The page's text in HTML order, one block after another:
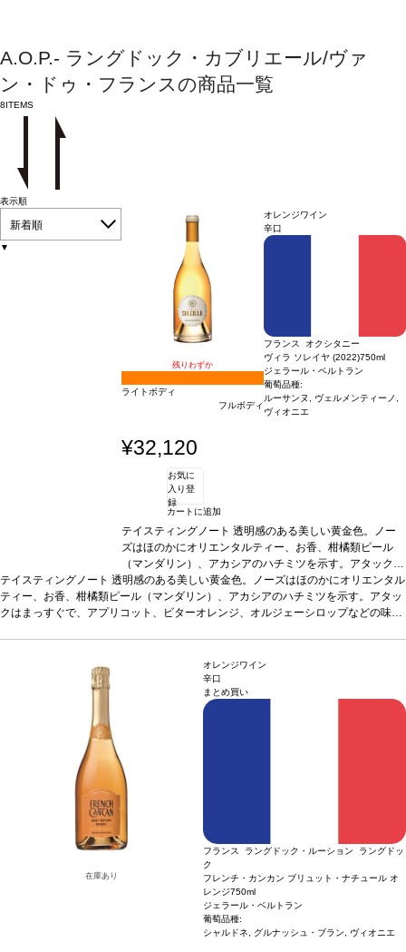
A.O.P.- ラングドック・カブリエール/ヴァ
ン・ドゥ・フランスの商品一覧
8ITEMS
表示順
新着順
▼
残りわずか
ライトボディ
フルボディ
オレンジワイン
辛口
フランス オクシタニー
ヴィラ ソレイヤ (2022)750ml
ジェラール・ベルトラン
葡萄品種:
ルーサンヌ, ヴェルメンティーノ,
ヴィオニエ
¥32,120
お気に
入り登
録
カートに追加
テイスティングノート透明感のある美しい黄金色。ノー
ズはほのかにオリエンタルティー、お香、柑橘類ピール
（マンダリン）、アカシアのハチミツを示す。アタックは
まっすぐで、アプリコット、ビターオレンジ、オルジェー
シロップなどの味わいを含む。ミッドパレットは、調和の
取れたストラクチャーが塩味とクリーミーなバターのニュ
塩味と、カリンやミネラルのタッチを伴う。コクがあり濃
厚な味わいで、アロマの余韻が美しく続き、タンニンは調
和のとれたストラクチャーを持つ。
プリコットのシチュー、繊細なスパイスを効かせたロース
が在庫切れの場合、在庫があり価格が同様の場合は自動的
に次のヴィンテージに変更されます、ご了承ください。
テイスティングノート 透明感のある美しい黄金色。ノーズはほのかにオリエンタル
ティー、お香、柑橘類ピール（マンダリン）、アカシアのハチミツを示す。アタッ
クはまっすぐで、アプリコット、ビターオレンジ、オルジェーシロップなどの味わ
のテロワールに沿った心地よいデリケートな塩味と、カリンやミネラルのタッチを
伴う。コクがあり濃厚な味わいで、アロマの余韻が美しく続き、タンニンは調和の
とれたストラクチャーを持つ。
ラム肉とアプリコットのシチュー、繊細
なスパイスを効かせたロースト野菜、フレッシュな山羊のチーズや熟成した牛や羊
のチーズなどと好相性葡萄品種
デメテール認証*本ヴィンテージが在庫切れの場合、在庫があり価格が同様の場
合は自動的に次のヴィンテージに変更されます、ご了承ください。
在庫あり
オレンジワイン
辛口
まとめ買い
フランス ラングドック・ルーション ラングドッ
ク
フレンチ・カンカン ブリュット・ナチュール オ
レンジ750ml
ジェラール・ベルトラン
葡萄品種:
シャルドネ, グルナッシュ・ブラン, ヴィオニエ